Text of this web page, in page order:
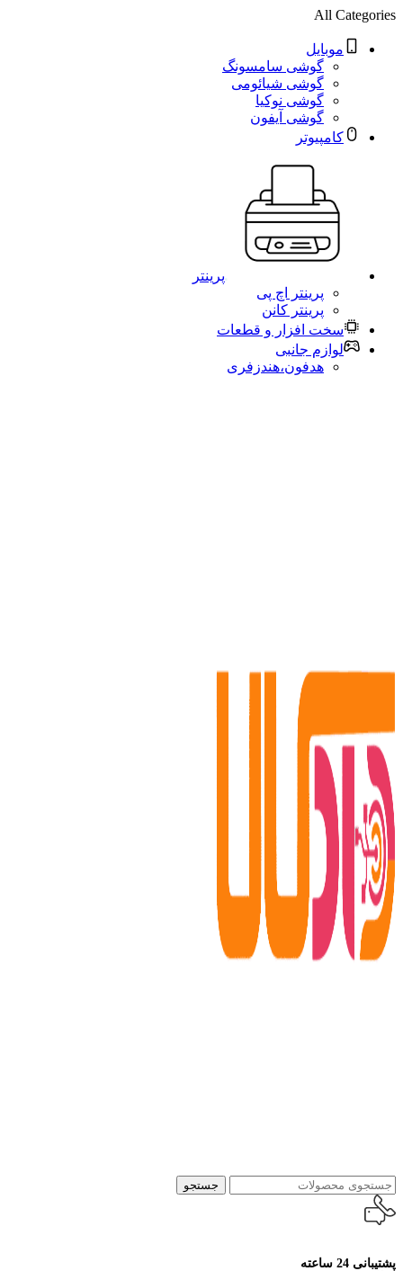
All Categories
موبایل
گوشی سامسونگ
گوشی شیائومی
گوشی نوکیا
گوشی آیفون
کامپیوتر
پرینتر
پرینتر اچ پی
پرینتر کانن
سخت افزار و قطعات
لوازم جانبی
هدفون،هندزفری
جستجو
پشتیبانی 24 ساعته